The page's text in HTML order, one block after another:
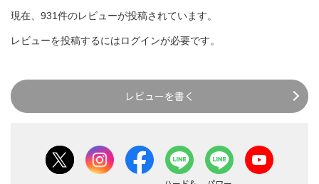
現在、931件のレビューが投稿されています。
レビューを投稿するにはログインが必要です。
レビューを書く